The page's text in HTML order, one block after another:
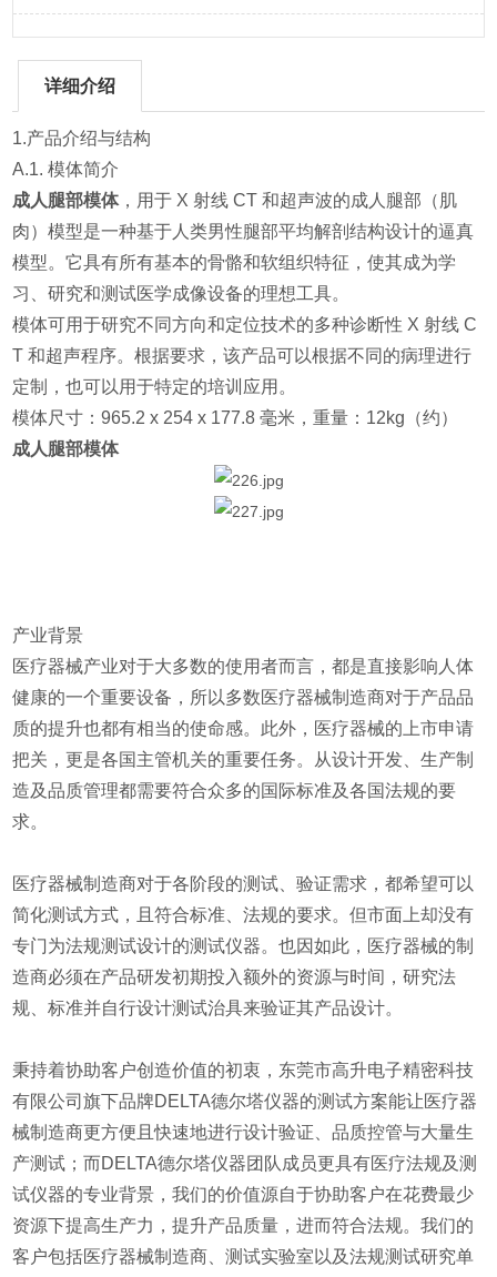
详细介绍
1.产品介绍与结构
A.1. 模体简介
成人腿部模体，用于 X 射线 CT 和超声波的成人腿部（肌
肉）模型是一种基于人类男性腿部平均解剖结构设计的逼真
模型。它具有所有基本的骨骼和软组织特征，使其成为学
习、研究和测试医学成像设备的理想工具。
模体可用于研究不同方向和定位技术的多种诊断性 X 射线 C
T 和超声程序。根据要求，该产品可以根据不同的病理进行
定制，也可以用于特定的培训应用。
模体尺寸：965.2 x 254 x 177.8 毫米，重量：12kg（约）
成人腿部模体
产业背景
医疗器械产业对于大多数的使用者而言，都是直接影响人体
健康的一个重要设备，所以多数医疗器械制造商对于产品品
质的提升也都有相当的使命感。此外，医疗器械的上市申请
把关，更是各国主管机关的重要任务。从设计开发、生产制
造及品质管理都需要符合众多的国际标准及各国法规的要
求。
医疗器械制造商对于各阶段的测试、验证需求，都希望可以
简化测试方式，且符合标准、法规的要求。但市面上却没有
专门为法规测试设计的测试仪器。也因如此，医疗器械的制
造商必须在产品研发初期投入额外的资源与时间，研究法
规、标准并自行设计测试治具来验证其产品设计。
秉持着协助客户创造价值的初衷，东莞市高升电子精密科技
有限公司旗下品牌DELTA德尔塔仪器的测试方案能让医疗器
械制造商更方便且快速地进行设计验证、品质控管与大量生
产测试；而DELTA德尔塔仪器团队成员更具有医疗法规及测
试仪器的专业背景，我们的价值源自于协助客户在花费最少
资源下提高生产力，提升产品质量，进而符合法规。我们的
客户包括医疗器械制造商、测试实验室以及法规测试研究单